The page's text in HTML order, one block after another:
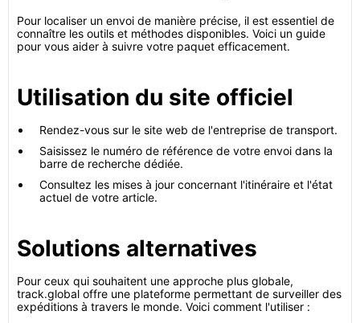
Pour localiser un envoi de manière précise, il est essentiel de
connaître les outils et méthodes disponibles. Voici un guide
pour vous aider à suivre votre paquet efficacement.
Utilisation du site officiel
Rendez-vous sur le site web de l'entreprise de transport.
Saisissez le numéro de référence de votre envoi dans la
barre de recherche dédiée.
Consultez les mises à jour concernant l'itinéraire et l'état
actuel de votre article.
Solutions alternatives
Pour ceux qui souhaitent une approche plus globale,
track.global offre une plateforme permettant de surveiller des
expéditions à travers le monde. Voici comment l'utiliser :